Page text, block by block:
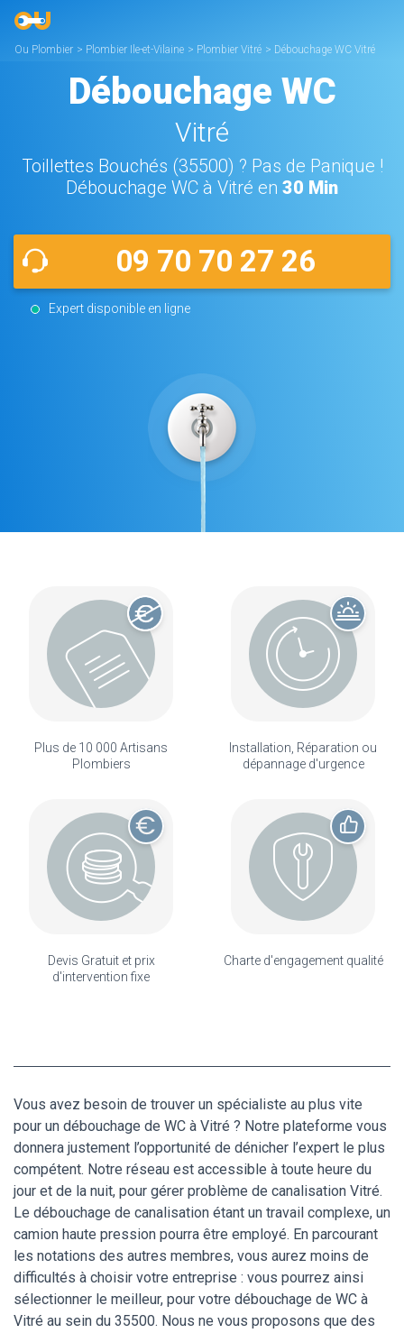
Ou Plombier > Plombier Ile-et-Vilaine > Plombier Vitré > Débouchage WC Vitré
Débouchage WC
Vitré
Toillettes Bouchés (35500) ? Pas de Panique !
Débouchage WC à Vitré en 30 Min
09 70 70 27 26
Expert disponible en ligne
Plus de 10 000 Artisans
Plombiers
Installation, Réparation ou
dépannage d'urgence
Devis Gratuit et prix
d'intervention fixe
Charte d'engagement qualité
Vous avez besoin de trouver un spécialiste au plus vite
pour un débouchage de WC à Vitré ? Notre plateforme vous
donnera justement l’opportunité de dénicher l’expert le plus
compétent. Notre réseau est accessible à toute heure du
jour et de la nuit, pour gérer problème de canalisation Vitré.
Le débouchage de canalisation étant un travail complexe, un
camion haute pression pourra être employé. En parcourant
les notations des autres membres, vous aurez moins de
difficultés à choisir votre entreprise : vous pourrez ainsi
sélectionner le meilleur, pour votre débouchage de WC à
Vitré au sein du 35500. Nous ne vous proposons que des